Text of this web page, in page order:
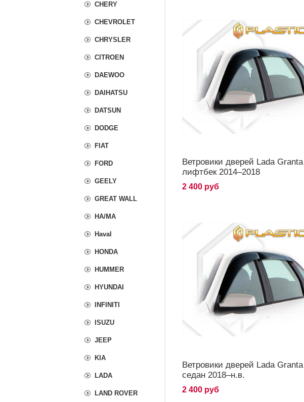
Ветровики дверей Lada Granta
лифтбек 2014–2018
2 400 руб
Ветровики дверей Lada Granta
седан 2018–н.в.
2 400 руб
CHERY
CHEVROLET
CHRYSLER
CITROEN
DAEWOO
DAIHATSU
DATSUN
DODGE
FIAT
FORD
GEELY
GREAT WALL
HA/MA
Haval
HONDA
HUMMER
HYUNDAI
INFINITI
ISUZU
JEEP
KIA
LADA
LAND ROVER